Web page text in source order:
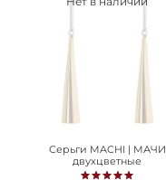
Серьги MACHI | МАЧИ
двухцветные